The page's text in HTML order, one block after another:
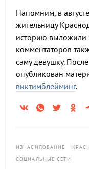
Напомним, в
жительницу
историю выложили
комментаторов
саму девушку.
опубликован
виктимблейминг.
ИЗНАСИЛОВАНИЕ
СОЦИАЛЬНЫЕ СЕТИ